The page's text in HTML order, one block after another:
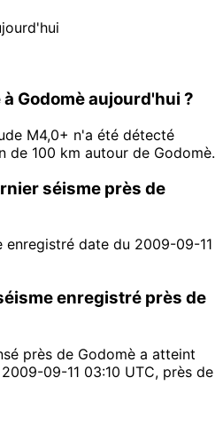
Godomè aujourd'hui ?
M4,0+ n'a été détecté
de 100 km autour de Godomè.
séisme près de
enregistré date du 2009-09-11
enregistré près de
près de Godomè a atteint
09-11 03:10 UTC, près de